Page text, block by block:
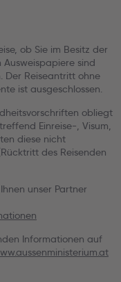
ob Sie im Besitz der
sind
Der Reiseantritt ohne
ist ausgeschlossen.
obliegt
Einreise-, Visum,
diese nicht
des Reisenden
unser Partner
Informationen auf